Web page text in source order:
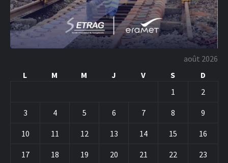
août 2026
L
M M J V S
D
1
2
3 4 5 6 7 8 9
10 11 12 13 14 15 16
17 18 19 20 21 22 23